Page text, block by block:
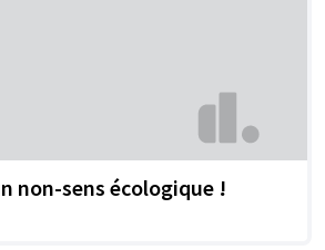
non-sens écologique !